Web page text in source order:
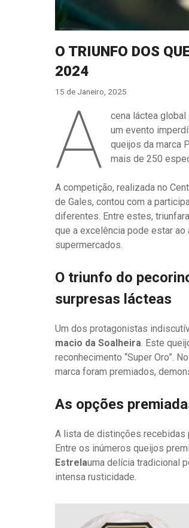
O TRIUNFO DOS
2024
15 de Janeiro, 2025
A
cena láctea
um evento
queijos da marca
mais de 250
A competição, realizada no
de Gales, contou com a
diferentes. Entre estes,
que a excelência pode estar
supermercados.
O triunfo do
surpresas lácteas
Um dos protagonistas
macio da Soalheira. Este
reconhecimento “Super Oro”.
marca foram premiados,
As opções
A lista de distinções recebidas
Entre os inúmeros queijos
Estrelauma delícia tradicional
intensa rusticidade.